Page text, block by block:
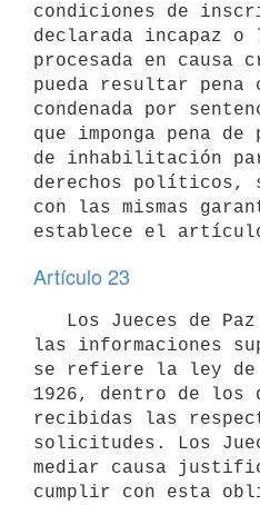
condiciones de
declarada incapaz o
procesada en causa
pueda resultar pena
condenada por
que imponga pena
de inhabilitación
derechos políticos,
con las mismas
establece el
Artículo 23
las informaciones
se refiere la ley de
1926, dentro de los
recibidas las
solicitudes. Los
mediar causa
cumplir con esta